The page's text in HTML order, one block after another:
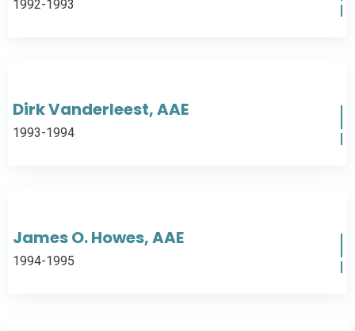
1992-1993
Dirk Vanderleest, AAE
1993-1994
James O. Howes, AAE
1994-1995